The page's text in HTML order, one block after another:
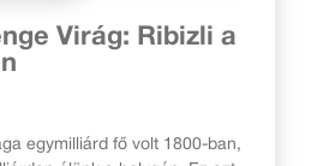
Virág: Ribizli a
egymilliárd fő volt 1800-ban,